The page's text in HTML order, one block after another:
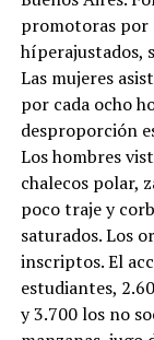
promotoras por
híperajustados,
Las mujeres
por cada ocho
desproporción
Los hombres
chalecos polar,
poco traje y
saturados. Los
inscriptos. El
estudiantes,
y 3.700 los no